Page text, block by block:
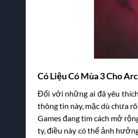
Có Liệu Có Mùa 3 Cho
Đối với những ai đã yêu
thông tin này, mặc dù chưa
Games đang tìm cách mở
ty, điều này có thể ảnh